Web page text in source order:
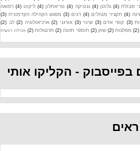
סבולת (4) גלוטן (4) גנטיקה (4) טריאתלון (4) ליקוט (4) רפואה
(4) תקציר מנהלים (4) דגים (3) מפגש הקהילה הקדמונית (3)
(3) קופי אדם (3) שינוי (3) אורגני (2) ארכיאולוגיה (2) לב (2)
(2) מפלצות (2) שוק (2) תוספי תזונה (2) תרנגולות (2) אכילה רגשית
בפייסבוק - הקליקו אותי